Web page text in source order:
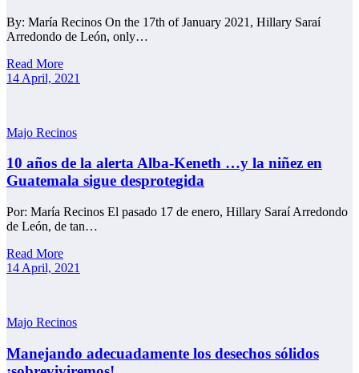
By: María Recinos On the 17th of January 2021, Hillary Saraí
Arredondo de León, only…
Read More
14 April, 2021
Majo Recinos
10 años de la alerta Alba-Keneth …y la niñez en
Guatemala sigue desprotegida
Por: María Recinos El pasado 17 de enero, Hillary Saraí Arredondo
de León, de tan…
Read More
14 April, 2021
Majo Recinos
Manejando adecuadamente los desechos sólidos